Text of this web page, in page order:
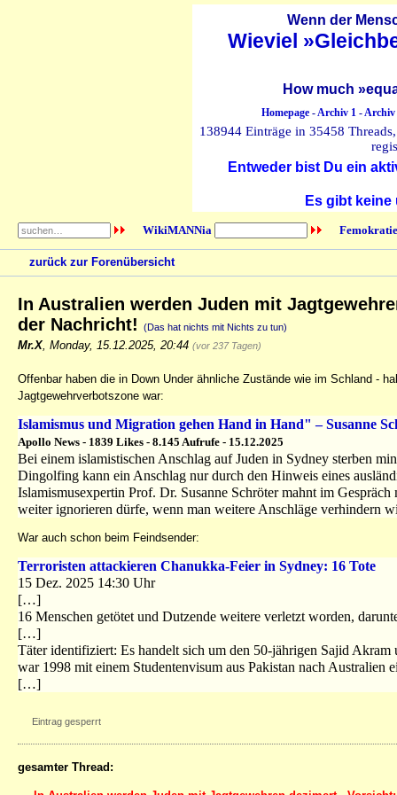
Wenn der
Wieviel
How much
Homepage-Archiv 1-Archiv
138944 Einträge in 35458
Entweder bist Du ein
Es gibt
WikiMANNia
zurück zur Forenübersicht
In Australien werden Juden mit
der Nachricht!
(Das hat nichts mit Nichts zu tun)
Mr.X Monday, 15.12.2025, 20:44 (vor 237 Tagen)
Offenbar haben die in Down Under ähnliche Zustände wie im Schland -
Jagtgewehrverbotszone war:
Islamismus und Migration gehen Hand in Hand" – Susanne
Apollo News - 1839 Likes - 8.145 Aufrufe - 15.12.2025
Bei einem islamistischen Anschlag auf Juden in Sydney sterben
Dingolfing kann ein Anschlag nur durch den Hinweis eines
Islamismusexpertin Prof. Dr. Susanne Schröter mahnt im
weiter ignorieren dürfe, wenn man weitere Anschläge verhindern
War auch schon beim Feindsender:
Terroristen attackieren Chanukka-Feier in Sydney: 16 Tote
15 Dez. 2025 14:30 Uhr
[…]
16 Menschen getötet und Dutzende weitere verletzt worden,
[…]
Täter identifiziert: Es handelt sich um den 50-jährigen Sajid
war 1998 mit einem Studentenvisum aus Pakistan nach Australien
[…]
Eintrag gesperrt
gesamter Thread: